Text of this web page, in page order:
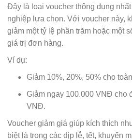
Đây là loại voucher thông dụng
nghiệp lựa chọn. Với voucher này,
giảm một tỷ lệ phần trăm hoặc một
giá trị đơn hàng.
Ví dụ:
Giảm 10%, 20%, 50% cho
Giảm ngay 100.000 VNĐ cho
VNĐ.
Voucher giảm giá giúp kích thích
biệt là trong các dịp lễ, tết, khuyến